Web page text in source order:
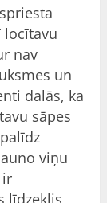
locītavu
nav
un
dalās, ka
sāpes
viņu
ir
līdzeklis